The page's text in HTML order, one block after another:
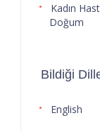
Kadın
Doğum
Bildiği
English